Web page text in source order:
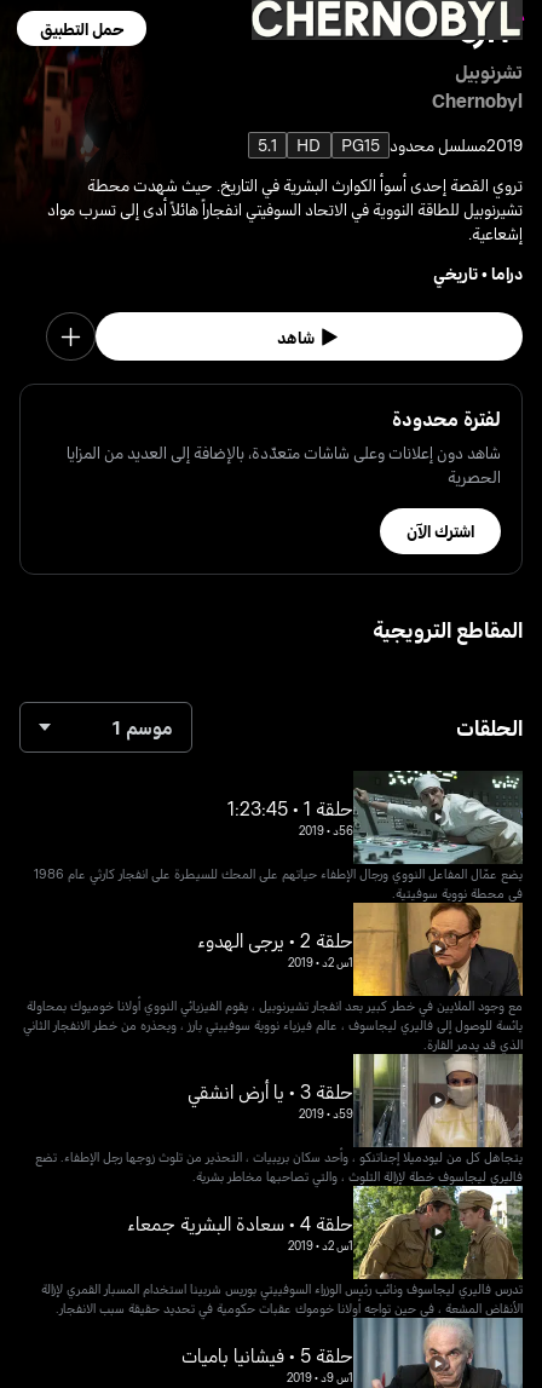
حمل التطبيق
تشرنوبيل
Chernobyl
2019مسلسل محدود PG15
HD
5.1
تروي القصة إحدى أسوأ الكوارث البشرية في التاريخ. حيث شهدت محطة
تشيرنوبيل للطاقة النووية في الاتحاد السوفيتي انفجاراً هائلاً أدى إلى تسرب مواد
إشعاعية.
دراما•تاريخي
شاهد
لفترة محدودة
شاهد دون إعلانات وعلى شاشات متعدّدة، بالإضافة إلى العديد من المزايا
الحصرية
اشترك الآن
المقاطع الترويجية
الحلقات موسم 1
حلقة 1 • 1:23:45
56د •
2019
يضع عمّال المفاعل النووي ورجال الإطفاء حياتهم على المحك للسيطرة على انفجار كارثي عام 1986
في محطة نووية سوفيتية.
حلقة 2 • يرجى الهدوء
1س 2د •
2019
مع وجود الملايين في خطر كبير بعد انفجار تشيرنوبيل ، يقوم الفيزيائي النووي أولانا خوميوك بمحاولة
يائسة للوصول إلى فاليري ليجاسوف ، عالم فيزياء نووية سوفييتي بارز ، ويحذره من خطر الانفجار الثاني
الذي قد يدمر القارة.
حلقة 3 • يا أرض انشقي
59د •
2019
يتجاهل كل من ليودميلا إجناتنكو ، وأحد سكان بريبيات ، التحذير من تلوث زوجها رجل الإطفاء. تضع
فاليري ليجاسوف خطة لإزالة التلوث ، والتي تصاحبها مخاطر بشرية.
حلقة 4 • سعادة البشرية جمعاء
1س 2د •
2019
تدرس فاليري ليجاسوف ونائب رئيس الوزراء السوفييتي بوريس شربينا استخدام المسبار القمري لإزالة
الأنقاض المشعة ، في حين تواجه أولانا خوموك عقبات حكومية في تحديد حقيقة سبب الانفجار.
حلقة 5 • فيشانيا باميات
1س 9د •
2019